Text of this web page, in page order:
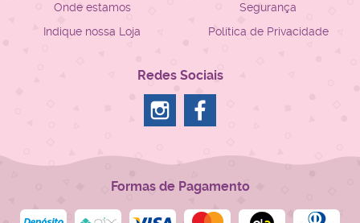
Onde estamos
Indique nossa Loja
Segurança
Política de Privacidade
Redes Sociais
Formas de Pagamento